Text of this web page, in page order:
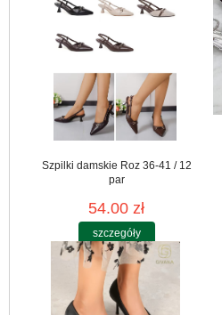
Szpilki damskie Roz 36-41 / 12
par
54.00 zł
szczegóły